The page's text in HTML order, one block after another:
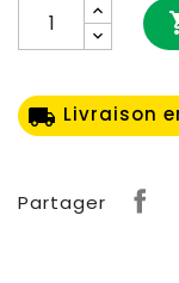
local_shipping Livraison
Partager